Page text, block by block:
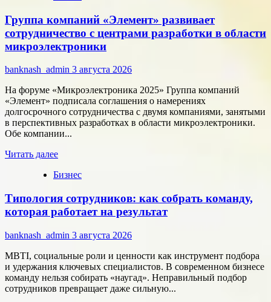
цифровые
активы
меняют
подход
онлайн-
Группа компаний «Элемент» развивает
сотрудничество с центрами разработки в области
микроэлектроники
banknash_admin 3 августа 2026
На форуме «Микроэлектроника 2025» Группа компаний
«Элемент» подписала соглашения о намерениях
долгосрочного сотрудничества с двумя компаниями, занятыми
в перспективных разработках в области микроэлектроники.
Обе компании...
Читать далееПрочитать
о
компаний
«Элемент»
развивает
сотрудничество
с
центрами
разработки
в
области
микроэлектроники
Бизнес
Типология сотрудников: как собрать команду,
которая работает на результат
banknash_admin 3 августа 2026
MBTI, социальные роли и ценности как инструмент подбора
и удержания ключевых специалистов. В современном бизнесе
команду нельзя собирать «наугад». Неправильный подбор
сотрудников превращает даже сильную...